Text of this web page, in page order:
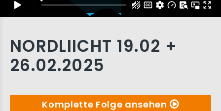
NORDLIICHT 19.02 +
26.02.2025
Komplette Folge ansehen